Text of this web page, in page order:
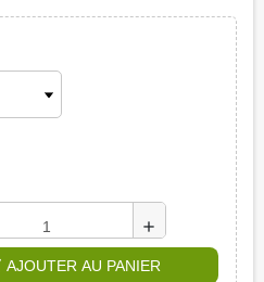
add
AJOUTER AU PANIER